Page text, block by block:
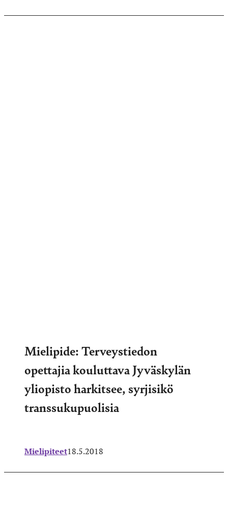
Mielipide: Terveystiedon
opettajia kouluttava Jyväskylän
yliopisto harkitsee, syrjisikö
transsukupuolisia
Mielipiteet18.5.2018